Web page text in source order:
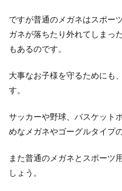
ですが普通のメガネはスポー
ガネが落ちたり外れてしまっ
もあるのです。
大事なお子様を守るためにも
す。
サッカーや野球、バスケット
めなメガネやゴーグルタイプ
また普通のメガネとスポーツ
しょう。